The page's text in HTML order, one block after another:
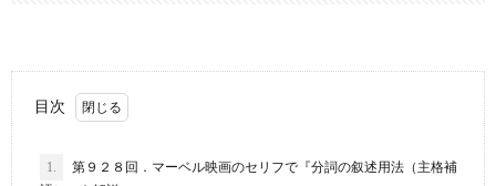
目次
1.
第９２８回．マーベル映画のセリフで『分詞の叙述用法（主格補